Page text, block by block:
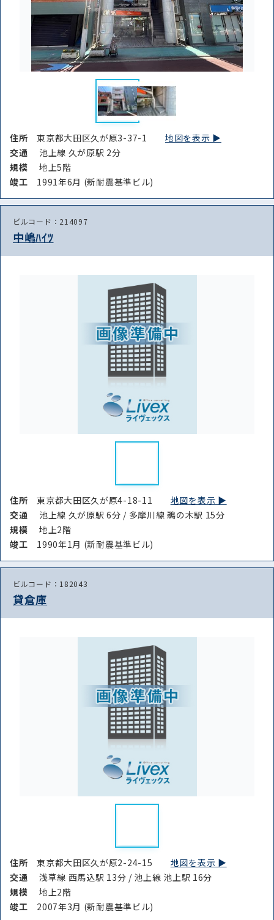
住所東京都大田区久が原3-37-1地図を表示 ▶︎
交通
池上線 久が原駅 2分
規模
地上5階
竣⼯ 1991年6月 (新耐震基準ビル)
ビルコード：214097
中嶋ﾊｲﾂ
住所東京都大田区久が原4-18-11 地図を表示 ▶︎
交通
池上線 久が原駅 6分 / 多摩川線 鵜の木駅 15分
規模
地上2階
竣⼯ 1990年1月 (新耐震基準ビル)
ビルコード：182043
貸倉庫
住所東京都大田区久が原2-24-15 地図を表示 ▶︎
交通
浅草線 西馬込駅 13分 / 池上線 池上駅 16分
規模
地上2階
竣⼯ 2007年3月 (新耐震基準ビル)